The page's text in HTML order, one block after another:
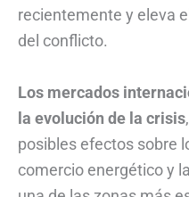
recientemente y eleva
del conflicto.
Los mercados
la evolución de la crisis
posibles efectos sobre
comercio energético y